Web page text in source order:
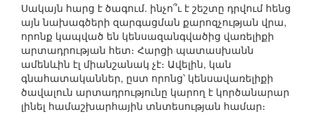
Սակայն հարց է ծագում. ինչո՞ւ է շեշտը դրվում հենց
այն նախագծերի զարգացման քարոզչության վրա,
որոնք կապված են կենսազանգվածից վառելիքի
արտադրության հետ։ Հարցի պատասխանն
ամենևին էլ միանշանակ չէ։ Ավելին, կան
գնահատականներ, ըստ որոնց՝ կենսավառելիքի
ծավալուն արտադրությունը կարող է կործանարար
լինել համաշխարհային տնտեսության համար։